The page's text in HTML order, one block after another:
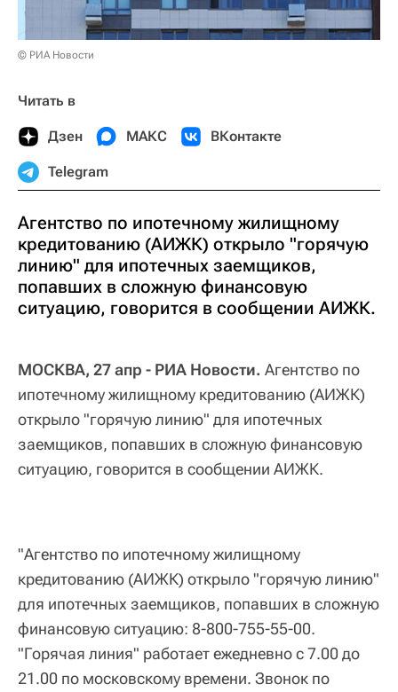
© РИА Новости
Читать в
Дзен МАКС ВКонтакте
Telegram
Агентство по ипотечному жилищному
кредитованию (АИЖК) открыло "горячую
линию" для ипотечных заемщиков,
попавших в сложную финансовую
ситуацию, говорится в сообщении АИЖК.
МОСКВА, 27 апр - РИА Новости. Агентство по
ипотечному жилищному кредитованию (АИЖК)
открыло "горячую линию" для ипотечных
заемщиков, попавших в сложную финансовую
ситуацию, говорится в сообщении АИЖК.
"Агентство по ипотечному жилищному
кредитованию (АИЖК) открыло "горячую линию"
для ипотечных заемщиков, попавших в сложную
финансовую ситуацию: 8-800-755-55-00.
"Горячая линия" работает ежедневно с 7.00 до
21.00 по московскому времени. Звонок по